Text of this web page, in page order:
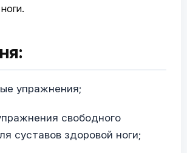
упражнения;
свободного
суставов здоровой ноги;